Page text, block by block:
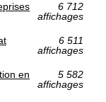
6 712
affichages
6 511
affichages
en
5 582
affichages